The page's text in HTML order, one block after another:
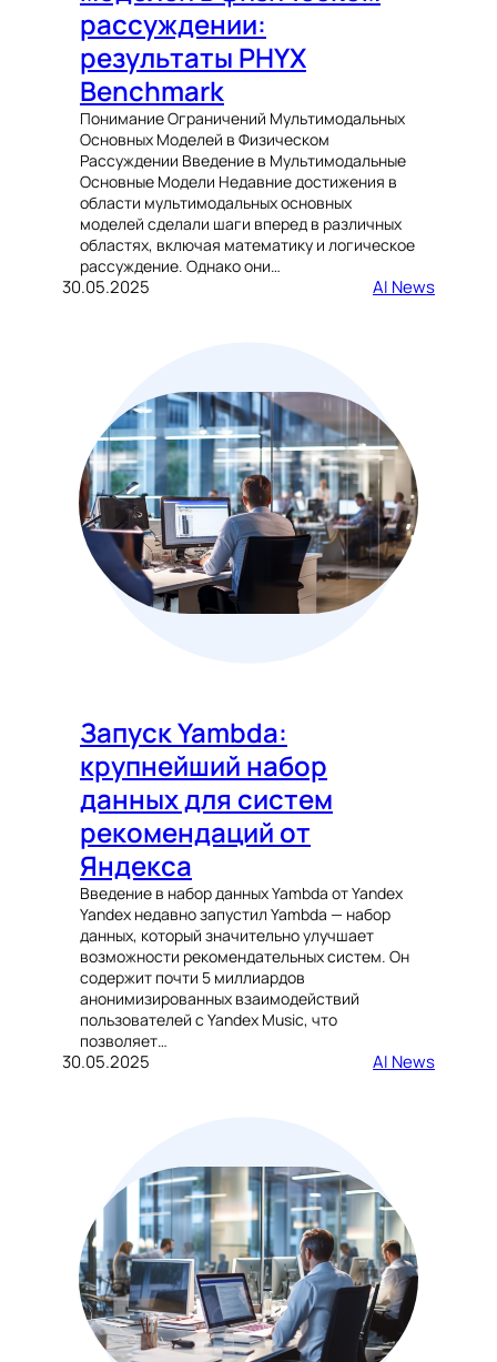
рассуждении:
результаты PHYX
Benchmark
Понимание Ограничений Мультимодальных
Основных Моделей в Физическом
Рассуждении Введение в Мультимодальные
Основные Модели Недавние достижения в
области мультимодальных основных
моделей сделали шаги вперед в различных
областях, включая математику и логическое
рассуждение. Однако они…
30.05.2025 AI News
Запуск Yambda:
крупнейший набор
данных для систем
рекомендаций от
Яндекса
Введение в набор данных Yambda от Yandex
Yandex недавно запустил Yambda — набор
данных, который значительно улучшает
возможности рекомендательных систем. Он
содержит почти 5 миллиардов
анонимизированных взаимодействий
пользователей с Yandex Music, что
позволяет…
30.05.2025 AI News